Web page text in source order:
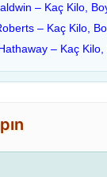
– Kaç Kilo,
– Kaç Kilo,
– Kaç